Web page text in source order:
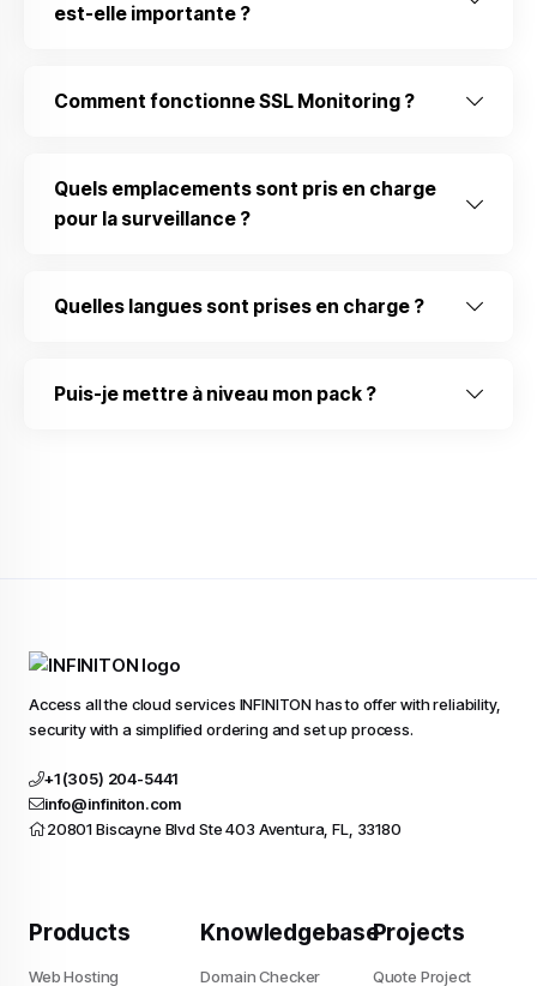
est-elle importante ?
Comment fonctionne SSL Monitoring ?
Quels emplacements sont pris en charge
pour la surveillance ?
Quelles langues sont prises en charge ?
Puis-je mettre à niveau mon pack ?
Access all the cloud services INFINITON has to offer with reliability,
security with a simplified ordering and set up process.
+1 (305) 204-5441
info@infiniton.com
20801 Biscayne Blvd Ste 403 Aventura, FL, 33180
Products
Web Hosting
Knowledgebase
Domain Checker
Projects
Quote Project